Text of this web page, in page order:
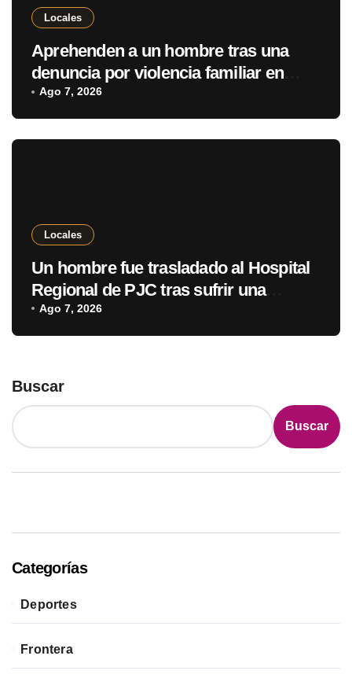
Locales
Aprehenden a un hombre tras una
denuncia por violencia familiar en
Pedro Juan Caballero
Ago 7, 2026
Locales
Un hombre fue trasladado al Hospital
Regional de PJC tras sufrir una
descarga eléctrica
Ago 7, 2026
Buscar
Buscar
Categorías
Deportes
Frontera